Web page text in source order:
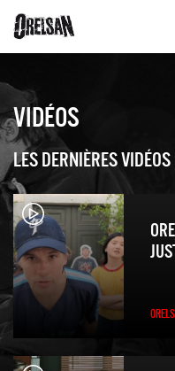
VIDÉOS
LES DERNIÈRES VIDÉOS